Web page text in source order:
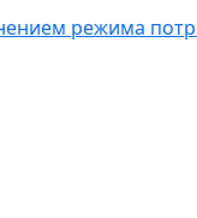
режима